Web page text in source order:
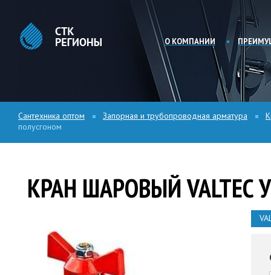
О КОМПАНИИ
Сантехника оптом Запорная и трубопроводная арматура
полусгоном
КРАН ШАРОВЫЙ